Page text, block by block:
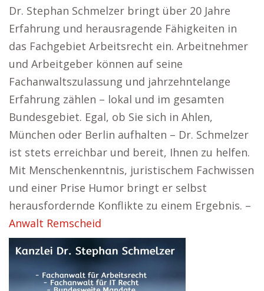
Dr. Stephan Schmelzer bringt über 20 Jahre
Erfahrung und herausragende Fähigkeiten in
das Fachgebiet Arbeitsrecht ein. Arbeitnehmer
und Arbeitgeber können auf seine
Fachanwaltszulassung und jahrzehntelange
Erfahrung zählen – lokal und im gesamten
Bundesgebiet. Egal, ob Sie sich in Ahlen,
München oder Berlin aufhalten – Dr. Schmelzer
ist stets erreichbar und bereit, Ihnen zu helfen.
Mit Menschenkenntnis, juristischem Fachwissen
und einer Prise Humor bringt er selbst
herausfordernde Konflikte zu einem Ergebnis. –
Anwalt Remscheid